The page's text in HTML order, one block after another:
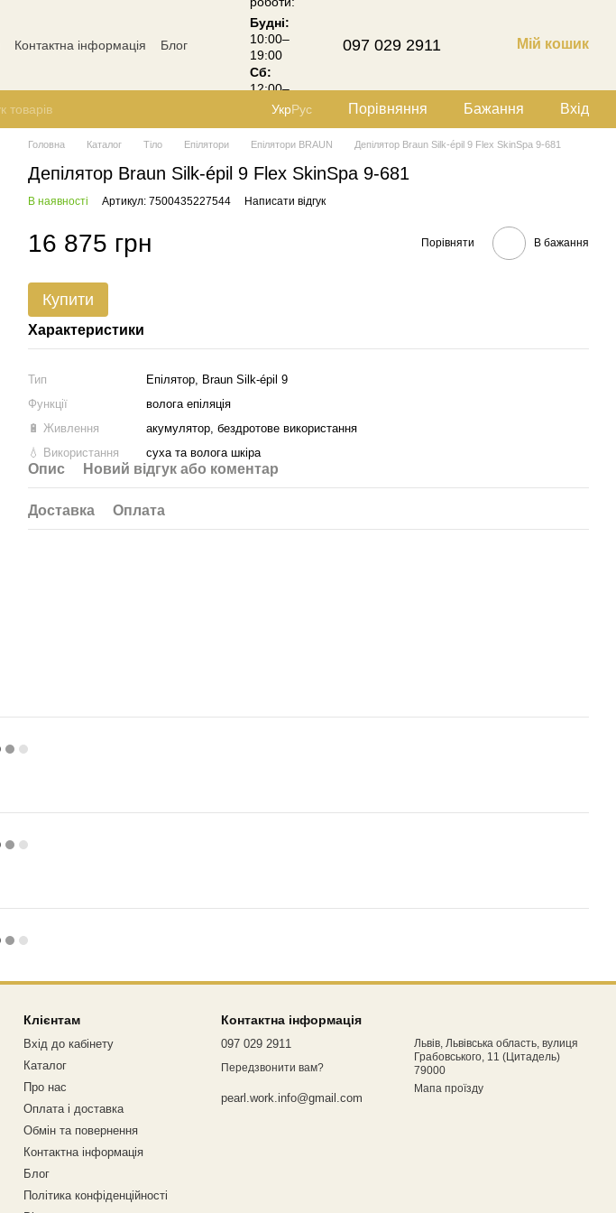
Контактна інформація
Блог
Будні:
10:00–
19:00
Сб:
12:00–
18:00
097 029 2911 Мій кошик
УкрРус Порівняння Бажання Вхід
Головна Каталог Тіло Епілятори Епілятори BRAUN Депілятор Braun Silk-épil 9 Flex SkinSpa 9-681
Депілятор Braun Silk-épil 9 Flex SkinSpa 9-681
В наявності Артикул: 7500435227544 Написати відгук
16 875 грн Порівняти В бажання
Купити
Характеристики
Тип
Епілятор, Braun Silk-épil 9
Функції
волога епіляція
🔋 Живлення
акумулятор, бездротове використання
💧 Використання
суха та волога шкіра
Опис Новий відгук або коментар
Доставка Оплата
Клієнтам
Вхід до кабінету
Каталог
Про нас
Оплата і доставка
Обмін та повернення
Контактна інформація
Блог
Політика конфіденційності
Контактна інформація
097 029 2911
Передзвонити вам?
pearl.work.info@gmail.com
Львів, Львівська область, вулиця
Грабовського, 11 (Цитадель)
79000
Мапа проїзду